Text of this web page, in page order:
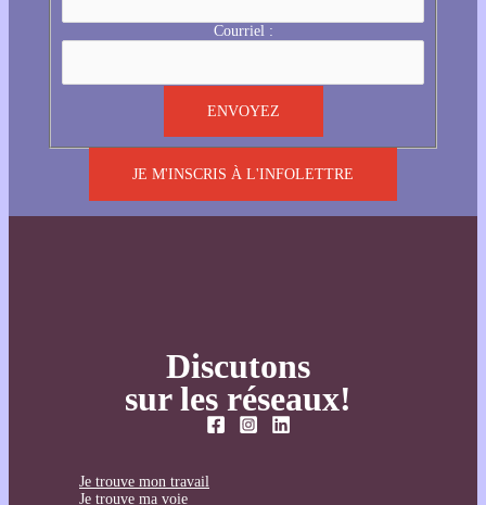
Courriel :
JE M'INSCRIS À L'INFOLETTRE
Discutons
sur les réseaux!
Je trouve mon travail
Je trouve ma voie